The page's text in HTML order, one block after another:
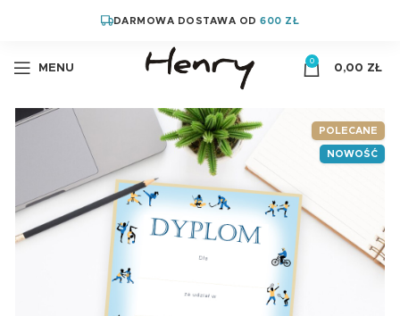
DARMOWA DOSTAWA OD600 ZŁ
MENU
0
0,00 ZŁ
POLECANE
NOWOŚĆ